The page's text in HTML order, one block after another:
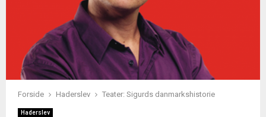
Forside Haderslev Teater: Sigurds danmarkshistorie
Haderslev